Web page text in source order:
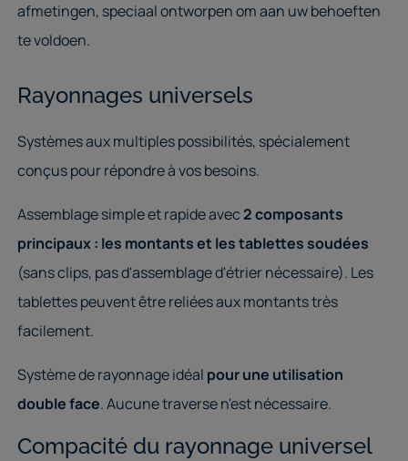
afmetingen, speciaal ontworpen om aan uw behoeften
te voldoen.
Rayonnages universels
Systèmes aux multiples possibilités, spécialement
conçus pour répondre à vos besoins.
Assemblage simple et rapide avec2 composants
principaux : les montants et les tablettes soudées
(sans clips, pas d'assemblage d'étrier nécessaire). Les
tablettes peuvent être reliées aux montants très
facilement.
Système de rayonnage idéal pour une utilisation
double face. Aucune traverse n'est nécessaire.
Compacité du rayonnage universel